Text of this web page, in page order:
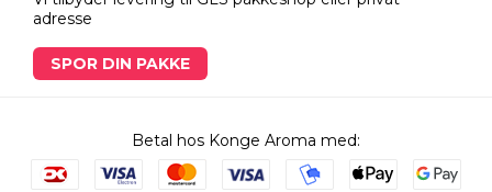
adresse
SPOR DIN PAKKE
Betal hos Konge Aroma med: